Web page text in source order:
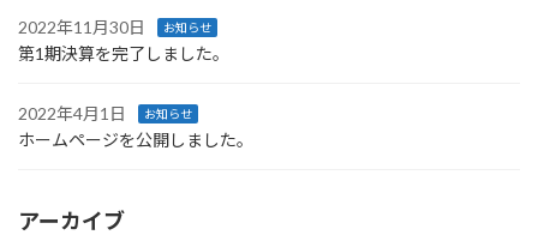
2022年11月30日 お知らせ
第1期決算を完了しました。
2022年4月1日 お知らせ
ホームページを公開しました。
アーカイブ